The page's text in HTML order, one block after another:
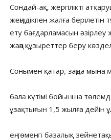
Сондай-ақ, жергілікті
жеңілдікпен жалға
ету бағдарламасын
жаңа құзыреттер беру
Сонымен қатар, заңда мына
бала күтімі бойынша
ұзақтығын 1,5 жылға дейін
ең төменгі базалық